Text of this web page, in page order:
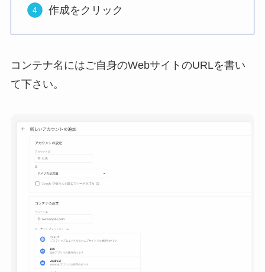
作成をクリック
コンテナ名にはご自身のWebサイトのURLを書い
て下さい。